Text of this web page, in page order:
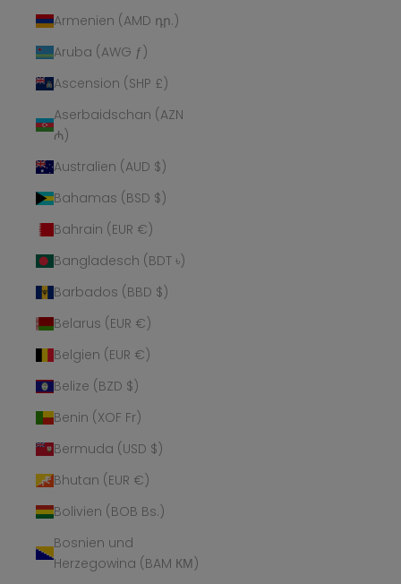
Armenien (AMD դր.)
Aruba (AWG ƒ)
Ascension (SHP £)
Aserbaidschan (AZN
₼)
Australien (AUD $)
Bahamas (BSD $)
Bahrain (EUR €)
Bangladesch (BDT ৳)
Barbados (BBD $)
Belarus (EUR €)
Belgien (EUR €)
Belize (BZD $)
Benin (XOF Fr)
Bermuda (USD $)
Bhutan (EUR €)
Bolivien (BOB Bs.)
Bosnien und
Herzegowina (BAM КМ)